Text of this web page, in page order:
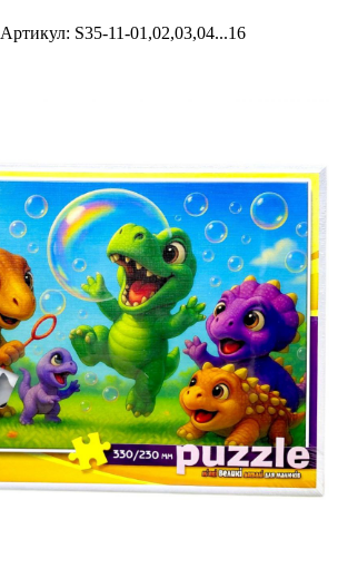
Артикул: S35-11-01,02,03,04...16